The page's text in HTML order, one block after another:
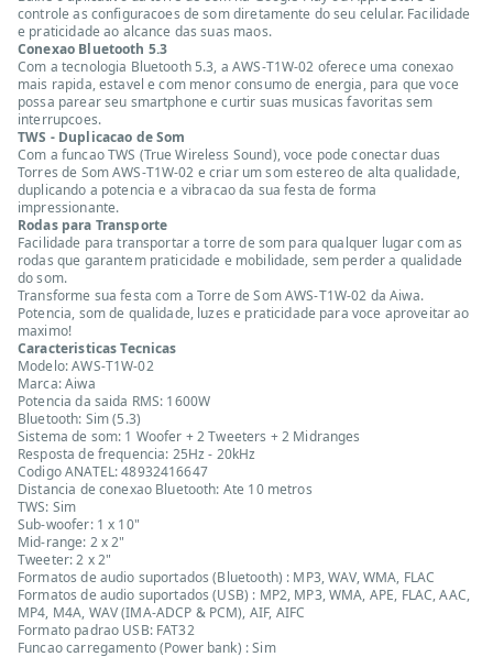
controle as configuracoes de som diretamente do seu celular. Facilidade
e praticidade ao alcance das suas maos.
Conexao Bluetooth 5.3
Com a tecnologia Bluetooth 5.3, a AWS-T1W-02 oferece uma conexao
mais rapida, estavel e com menor consumo de energia, para que voce
possa parear seu smartphone e curtir suas musicas favoritas sem
interrupcoes.
TWS - Duplicacao de Som
Com a funcao TWS (True Wireless Sound), voce pode conectar duas
Torres de Som AWS-T1W-02 e criar um som estereo de alta qualidade,
duplicando a potencia e a vibracao da sua festa de forma
impressionante.
Rodas para Transporte
Facilidade para transportar a torre de som para qualquer lugar com as
rodas que garantem praticidade e mobilidade, sem perder a qualidade
do som.
Transforme sua festa com a Torre de Som AWS-T1W-02 da Aiwa.
Potencia, som de qualidade, luzes e praticidade para voce aproveitar ao
maximo!
Caracteristicas Tecnicas
Modelo: AWS-T1W-02
Marca: Aiwa
Potencia da saida RMS: 1600W
Bluetooth: Sim (5.3)
Sistema de som: 1 Woofer + 2 Tweeters + 2 Midranges
Resposta de frequencia: 25Hz - 20kHz
Codigo ANATEL: 48932416647
Distancia de conexao Bluetooth: Ate 10 metros
TWS: Sim
Sub-woofer: 1 x 10"
Mid-range: 2 x 2"
Tweeter: 2 x 2"
Formatos de audio suportados (Bluetooth) : MP3, WAV, WMA, FLAC
Formatos de audio suportados (USB) : MP2, MP3, WMA, APE, FLAC, AAC,
MP4, M4A, WAV (IMA-ADCP & PCM), AIF, AIFC
Formato padrao USB: FAT32
Funcao carregamento (Power bank) : Sim